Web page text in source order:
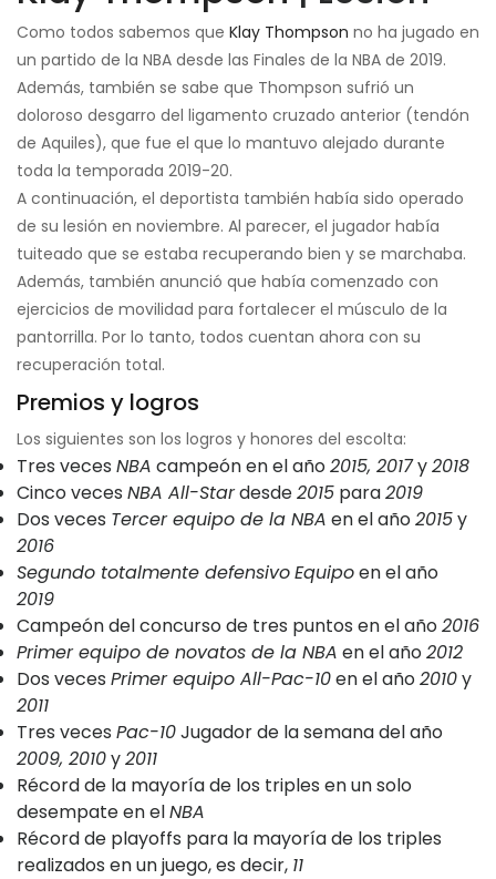
Como todos sabemos que Klay Thompson no ha jugado en
un partido de la NBA desde las Finales de la NBA de 2019.
Además, también se sabe que Thompson sufrió un
doloroso desgarro del ligamento cruzado anterior (tendón
de Aquiles), que fue el que lo mantuvo alejado durante
toda la temporada 2019-20.
A continuación, el deportista también había sido operado
de su lesión en noviembre. Al parecer, el jugador había
tuiteado que se estaba recuperando bien y se marchaba.
Además, también anunció que había comenzado con
ejercicios de movilidad para fortalecer el músculo de la
pantorrilla. Por lo tanto, todos cuentan ahora con su
recuperación total.
Premios y logros
Los siguientes son los logros y honores del escolta:
Tres veces NBA campeón en el año2015, 2017y2018
Cinco veces NBA All-Stardesde2015 para2019
Dos veces Tercer equipo de la NBA en el año2015y
2016
Segundo totalmente defensivoEquipoen el año
2019
Campeón del concurso de tres puntos en el año2016
Primer equipo de novatos de la NBA en el año2012
Dos veces Primer equipo All-Pac-10en el año2010y
2011
Tres veces Pac-10Jugador de la semana del año
2009, 2010y2011
Récord de la mayoría de los triples en un solo
desempate en elNBA
Récord de playoffs para la mayoría de los triples
realizados en un juego, es decir, 11